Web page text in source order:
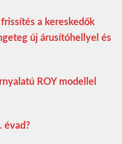
a kereskedők
új árusítóhellyel és
ROY modellel
évad?